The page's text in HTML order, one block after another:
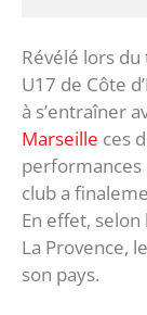
Révélé lors
U17 de Côte
à s’entraîner
Marseille ces
performances
club a
En effet,
La Provence,
son pays.